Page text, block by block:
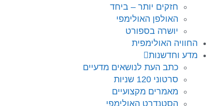
חזקים יותר – ביחד
האולפן האולימפי
יושרה בספורט
החוויה האולימפית
מדע וחדשנות
כתב העת לנושאים מדעיים
סרטוני 120 שניות
מאמרים מקצועיים
הסטנדרט האולימפי